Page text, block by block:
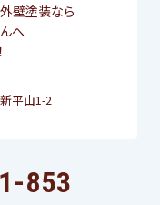
壁塗装なら
へ
平山1-2
853